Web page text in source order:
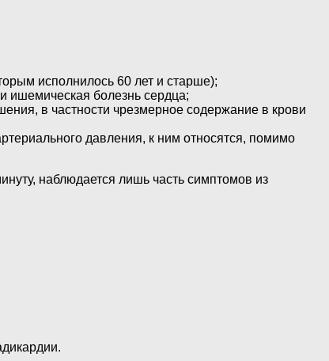
исполнилось 60 лет и старше);
ишемическая болезнь сердца;
в частности чрезмерное содержание в крови
давления, к ним относятся, помимо
наблюдается лишь часть симптомов из